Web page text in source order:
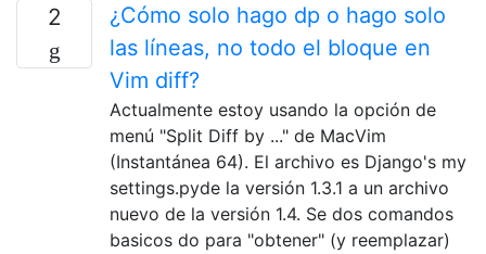
2
¿Cómo solo hago dp o hago solo
las líneas, no todo el bloque en
Vim diff?
Actualmente estoy usando la opción de
menú "Split Diff by ..." de MacVim
(Instantánea 64). El archivo es Django's my
settings.pyde la versión 1.3.1 a un archivo
nuevo de la versión 1.4. Se dos comandos
basicos do para "obtener" (y reemplazar)